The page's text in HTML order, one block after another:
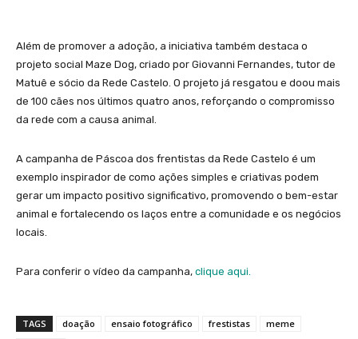
Além de promover a adoção, a iniciativa também destaca o
projeto social Maze Dog, criado por Giovanni Fernandes, tutor de
Matuê e sócio da Rede Castelo. O projeto já resgatou e doou mais
de 100 cães nos últimos quatro anos, reforçando o compromisso
da rede com a causa animal.
A campanha de Páscoa dos frentistas da Rede Castelo é um
exemplo inspirador de como ações simples e criativas podem
gerar um impacto positivo significativo, promovendo o bem-estar
animal e fortalecendo os laços entre a comunidade e os negócios
locais.
Para conferir o vídeo da campanha, clique aqui.
TAGS doação ensaio fotográfico frestistas
meme